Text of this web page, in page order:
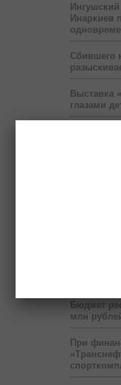
Инаркиев
Сбившего
Выставка
глазами
Бюджет
млн
При